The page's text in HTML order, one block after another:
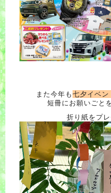
また今年も七夕イベン
短冊にお願いごと
折り紙をプレ